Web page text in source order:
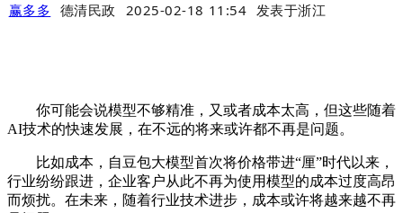
赢多多 德清民政 2025-02-18 11:54 发表于浙江
你可能会说模型不够精准，又或者成本太高，但这些随着
AI技术的快速发展，在不远的将来或许都不再是问题。
比如成本，自豆包大模型首次将价格带进“厘”时代以来，
行业纷纷跟进，企业客户从此不再为使用模型的成本过度高昂
而烦扰。在未来，随着行业技术进步，成本或许将越来越不再